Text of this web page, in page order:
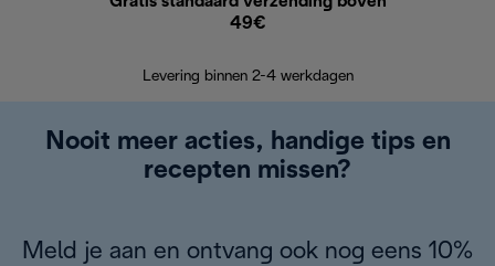
49€
Levering binnen 2-4 werkdagen
Nooit meer acties, handige tips en
recepten missen?
Meld je aan en ontvang ook nog eens 10%